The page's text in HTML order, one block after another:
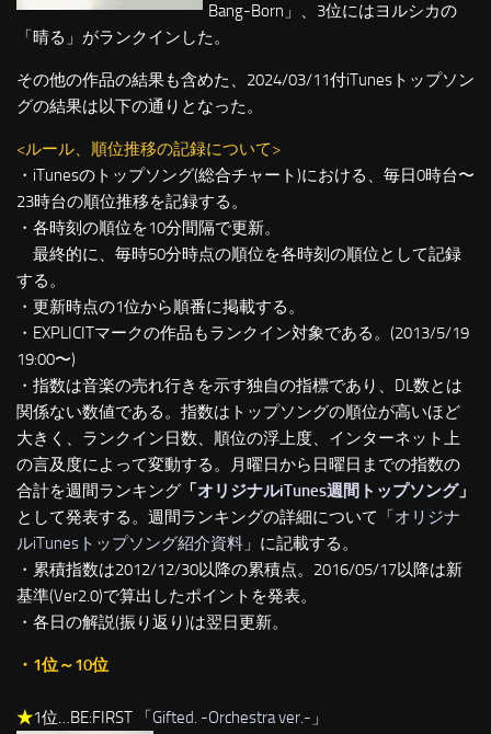
Bang-Born」、3位にはヨルシカの
「晴る」がランクインした。
その他の作品の結果も含めた、2024/03/11付iTunesトップソン
グの結果は以下の通りとなった。
<ルール、順位推移の記録について>
・iTunesのトップソング(総合チャート)における、毎日0時台〜
23時台の順位推移を記録する。
・各時刻の順位を10分間隔で更新。
最終的に、毎時50分時点の順位を各時刻の順位として記録
する。
・更新時点の1位から順番に掲載する。
・EXPLICITマークの作品もランクイン対象である。(2013/5/19
19:00〜)
・指数は音楽の売れ行きを示す独自の指標であり、DL数とは
関係ない数値である。指数はトップソングの順位が高いほど
大きく、ランクイン日数、順位の浮上度、インターネット上
の言及度によって変動する。月曜日から日曜日までの指数の
合計を週間ランキング 「オリジナルiTunes週間トップソング」
として発表する。週間ランキングの詳細について「オリジナ
ルiTunesトップソング紹介資料 」に記載する。
・累積指数は2012/12/30以降の累積点。2016/05/17以降は新
基準(Ver2.0)で算出したポイントを発表。
・各日の解説(振り返り)は翌日更新。
・1位～10位
★1位…BE:FIRST 「Gifted. -Orchestra ver.- 」